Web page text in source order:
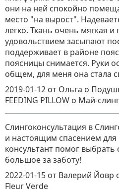
они на ней спокойно
место "на вырост".
легко. Ткань очень мягкая
удовольствием засыпают
поддерживает в районе
поясницы снимается. Руки
общем, для меня она стала
2019-01-12 от Ольга о
FEEDING PILLOW о Май-
Слингоконсультация в
и настоящим спасением
консультант помог выбрать
большое за заботу!
2022-01-15 от Валерий Йовр
Fleur Verde